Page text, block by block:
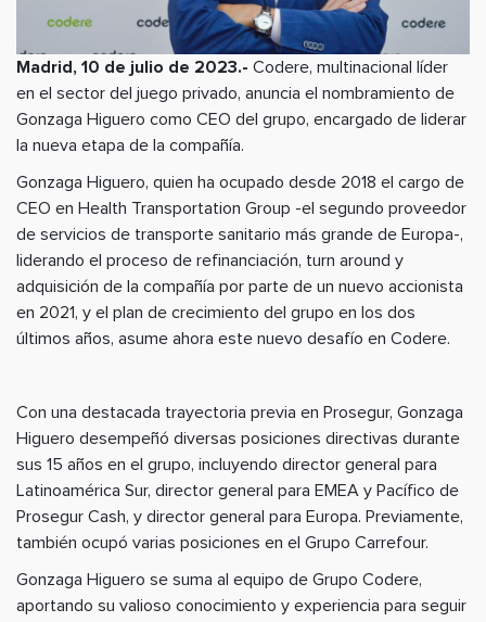
Madrid, 10 de julio de 2023.- Codere, multinacional líder
en el sector del juego privado, anuncia el nombramiento de
Gonzaga Higuero como CEO del grupo, encargado de liderar
la nueva etapa de la compañía.
Gonzaga Higuero, quien ha ocupado desde 2018 el cargo de
CEO en Health Transportation Group -el segundo proveedor
de servicios de transporte sanitario más grande de Europa-,
liderando el proceso de refinanciación, turn around y
adquisición de la compañía por parte de un nuevo accionista
en 2021, y el plan de crecimiento del grupo en los dos
últimos años, asume ahora este nuevo desafío en Codere.
Con una destacada trayectoria previa en Prosegur, Gonzaga
Higuero desempeñó diversas posiciones directivas durante
sus 15 años en el grupo, incluyendo director general para
Latinoamérica Sur, director general para EMEA y Pacífico de
Prosegur Cash, y director general para Europa. Previamente,
también ocupó varias posiciones en el Grupo Carrefour.
Gonzaga Higuero se suma al equipo de Grupo Codere,
aportando su valioso conocimiento y experiencia para seguir